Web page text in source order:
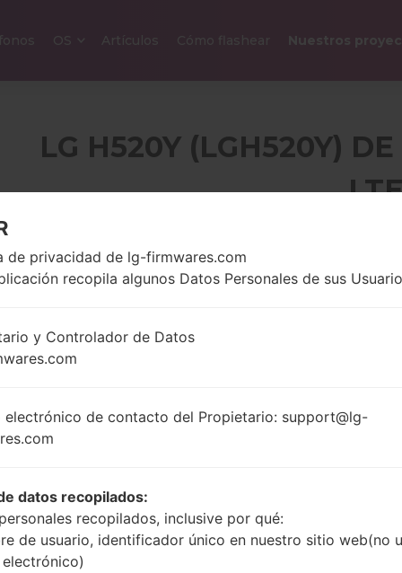
OS Artículos Cómo flashear Nuestros
LG H520Y (LGH520Y)
5.0 pulgadas (~70.5%
relación pantalla-
cuerpo)
píxeles por pulgada)
onzas)
1.5 GHz Cortex-A7
MediaTek MT6732
Android
Buy accessories on
de privacidad de lg-firmwares.com
recopila algunos Datos Personales de sus
y Controlador de Datos
electrónico de contacto del Propietario: support@lg-
datos recopilados:
recopilados, inclusive por qué:
de usuario, identificador único en nuestro sitio web(no